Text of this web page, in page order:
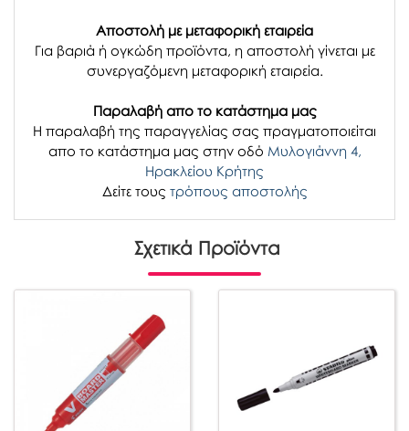
Αποστολή με μεταφορική εταιρεία
Για βαριά ή ογκώδη προϊόντα, η αποστολή γίνεται με
συνεργαζόμενη μεταφορική εταιρεία.
Παραλαβή απο το κατάστημα μας
H παραλαβή της παραγγελίας σας πραγματοποιείται
απο το κατάστημα μας στην οδό Μυλογιάννη 4,
Ηρακλείου Κρήτης
Δείτε τους τρόπους αποστολής
Σχετικά Προϊόντα